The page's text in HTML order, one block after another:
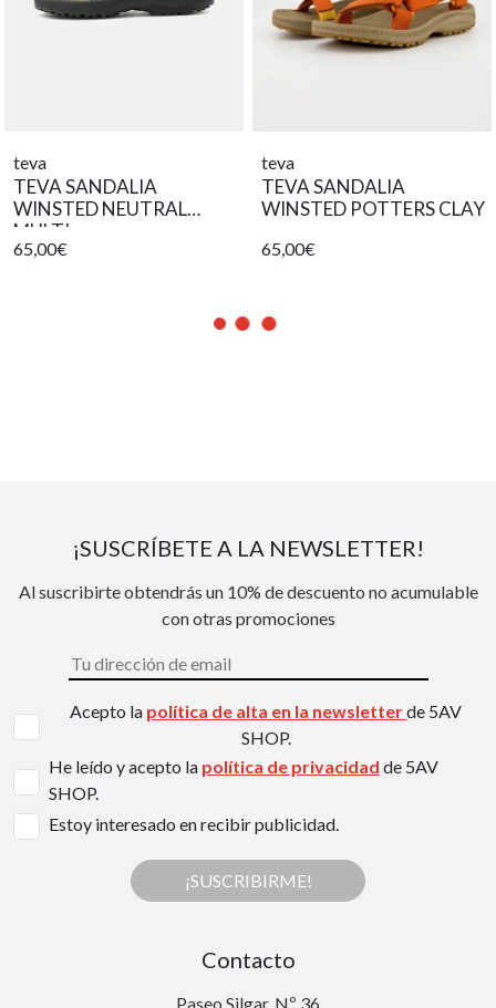
teva
TEVA SANDALIA
WINSTED NEUTRAL
MULTI
65,00€
teva
TEVA SANDALIA
WINSTED POTTERS CLAY
65,00€
¡SUSCRÍBETE A LA NEWSLETTER!
Al suscribirte obtendrás un 10% de descuento no acumulable
con otras promociones
Acepto la política de alta en la newsletterde 5AV
SHOP.
He leído y acepto la política de privacidad de 5AV
SHOP.
Estoy interesado en recibir publicidad.
¡SUSCRIBIRME!
Contacto
Paseo Silgar, Nº 36